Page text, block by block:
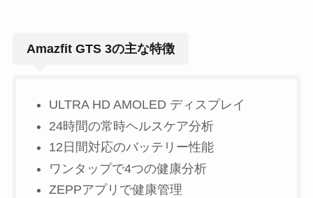
Amazfit GTS 3の主な特徴
ULTRA HD AMOLED ディスプレイ
24時間の常時ヘルスケア分析
12日間対応のバッテリー性能
ワンタップで4つの健康分析
ZEPPアプリで健康管理